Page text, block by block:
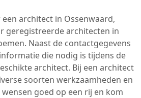
architect in Ossenwaard,
geregistreerde architecten in
Naast de contactgegevens
die nodig is tijdens de
architect. Bij een architect
soorten werkzaamheden en
goed op een rij en kom